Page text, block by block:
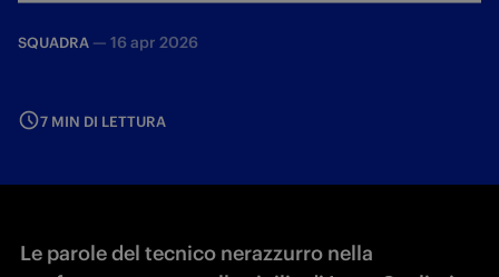
SQUADRA — 16 apr 2026
7 MIN DI LETTURA
Le parole del tecnico nerazzurro nella